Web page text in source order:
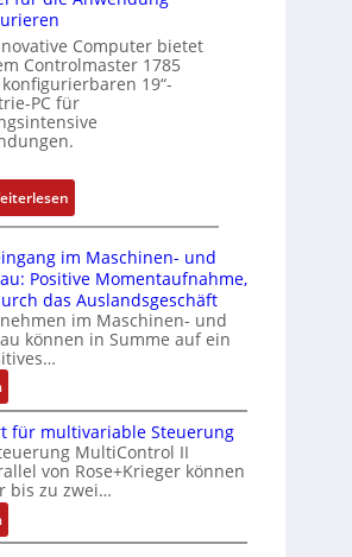
i
R
e
i
f
e
g
r
a
d
M
L
r
s
i
c
s
e
l
e
m
e
n
t
e
m
i
t
S
z
i
a
l
Computer bietet
Controlmaster 1785
19“-
PC für
:
1
-
Z
o
l
I
n
d
u
t
im Maschinen- und
Positive Momentaufnahme,
das Auslandsgeschäft
im Maschinen- und
können in Summe auf ein
:
A
u
f
t
r
a
g
für multivariable Steuerung
MultiControl II
von Rose+Krieger können
bis zu zwei…
:
M